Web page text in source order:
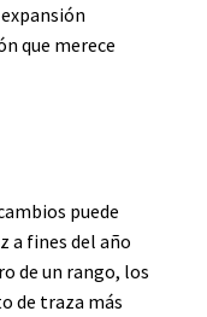
que merece
puede
a fines del año
de un rango, los
de traza más